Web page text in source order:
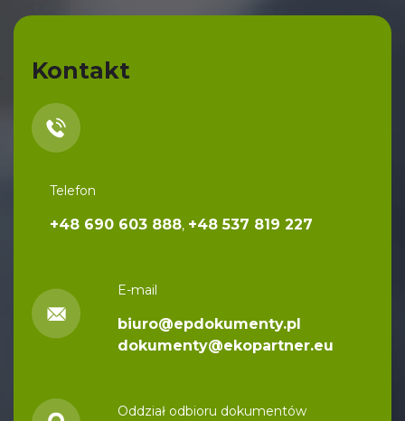
A
Kontakt
Telefon
+48 690 603 888, +48 537 819 227
E-mail
biuro@epdokumenty.pl
dokumenty@ekopartner.eu
Oddział odbioru dokumentów